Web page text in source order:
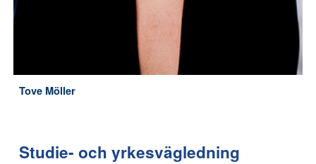
Tove Möller
Studie- och yrkesvägledning